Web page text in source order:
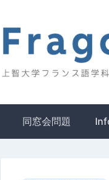
Frago95
同窓会問題